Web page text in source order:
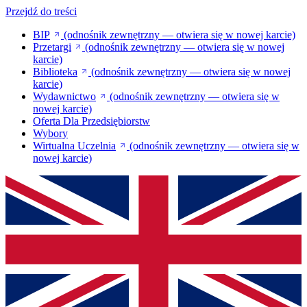
Przejdź do treści
BIP
(odnośnik zewnętrzny — otwiera się w nowej karcie)
Przetargi
(odnośnik zewnętrzny — otwiera się w nowej
karcie)
Biblioteka
(odnośnik zewnętrzny — otwiera się w nowej
karcie)
Wydawnictwo
(odnośnik zewnętrzny — otwiera się w
nowej karcie)
Oferta Dla Przedsiębiorstw
Wybory
Wirtualna Uczelnia
(odnośnik zewnętrzny — otwiera się w
nowej karcie)